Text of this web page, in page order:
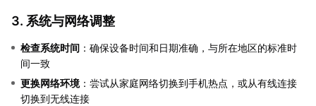
3. 系统与网络调整
检查系统时间 ：确保设备时间和日期准确，与所在地区的标准时
间一致
更换网络环境：尝试从家庭网络切换到手机热点，或从有线连接
切换到无线连接